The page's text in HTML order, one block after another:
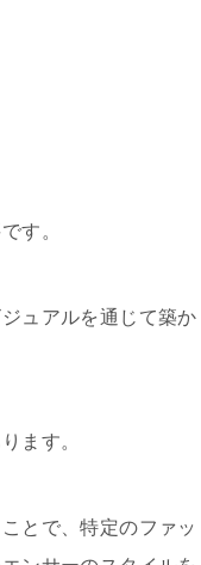
す。
ュアルを通じて築か
ます。
とで、特定のファッ